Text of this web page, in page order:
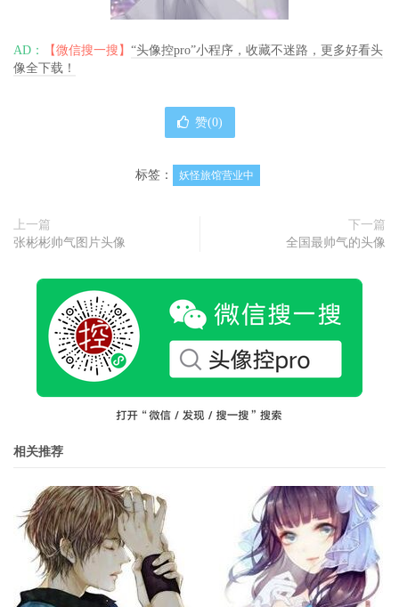
AD： 【微信搜一搜】 “头像控pro”小程序，收藏不迷路，更多好看头
像全下载！
赞(0)
标签： 妖怪旅馆营业中
上一篇
张彬彬帅气图片头像
下一篇
全国最帅气的头像
相关推荐